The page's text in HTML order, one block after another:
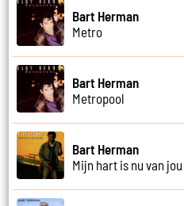
Bart Herman
Metro
Bart Herman
Metropool
Bart Herman
Mijn hart is nu van jou